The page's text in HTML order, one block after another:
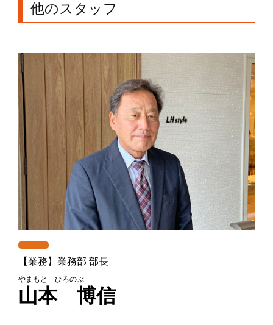
他のスタッフ
【業務】業務部 部長
やまもと ひろのぶ
山本 博信